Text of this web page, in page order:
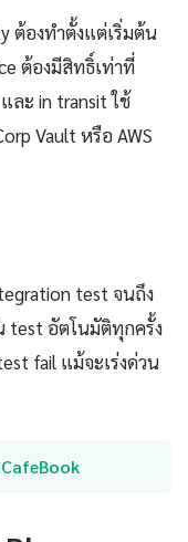
ต้องทำตั้งแต่เริ่มต้น
ต้องมีสิทธิ์เท่าที่
ละ in transit ใช้
Vault หรือ AWS
test จนถึง
test อัตโนมัติทุกครั้ง
fail แม้จะเร่งด่วน